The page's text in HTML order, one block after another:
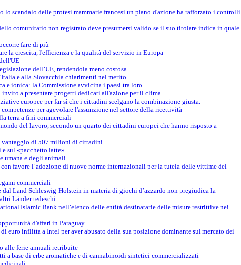
scandalo delle protesi mammarie francesi un piano d'azione ha rafforzato i controlli
comunitario non registrato deve presumersi valido se il suo titolare indica in quale
fare di più
la crescita, l'efficienza e la qualità del servizio in Europa
dell’UE, rendendola meno costosa
e alla Slovacchia chiarimenti nel merito
e ionica: la Commissione avvicina i paesi tra loro
a presentare progetti dedicati all'azione per il clima
europee per far sì che i cittadini scelgano la combinazione giusta.
per agevolare l'assunzione nel settore della ricettività
terra a fini commerciali
del lavoro, secondo un quarto dei cittadini europei che hanno risposto a
vantaggio di 507 milioni di cittadini
sul «pacchetto latte»
umana e degli animali
favore l’adozione di nuove norme internazionali per la tutela delle vittime del
commerciali
Land Schleswig-Holstein in materia di giochi d’azzardo non pregiudica la
Länder tedeschi
Islamic Bank nell’elenco delle entità destinatarie delle misure restrittive nei
d'affari in Paraguay
euro inflitta a Intel per aver abusato della sua posizione dominante sul mercato dei
alle ferie annuali retribuite
a base di erbe aromatiche e di cannabinoidi sintetici commercializzati